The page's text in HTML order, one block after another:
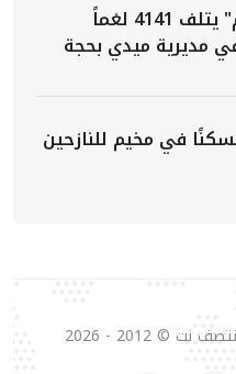
مشروع "مسام" يتلف 4141 لغماً
مديرية ميدي بحجة
في مخيم للنازحين
© 2012 - 2026